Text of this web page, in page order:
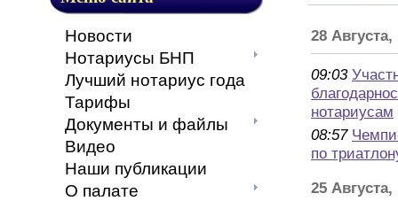
Новости
Нотариусы БНП
Лучший нотариус года
Тарифы
Документы и файлы
Видео
Наши публикации
О палате
28
09:03
нотариусам
08:57
по
25